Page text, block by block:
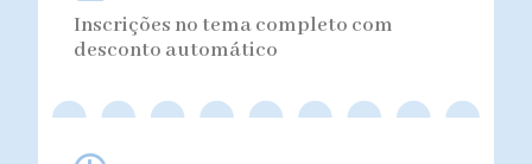
Inscrições no tema completo com
desconto automático